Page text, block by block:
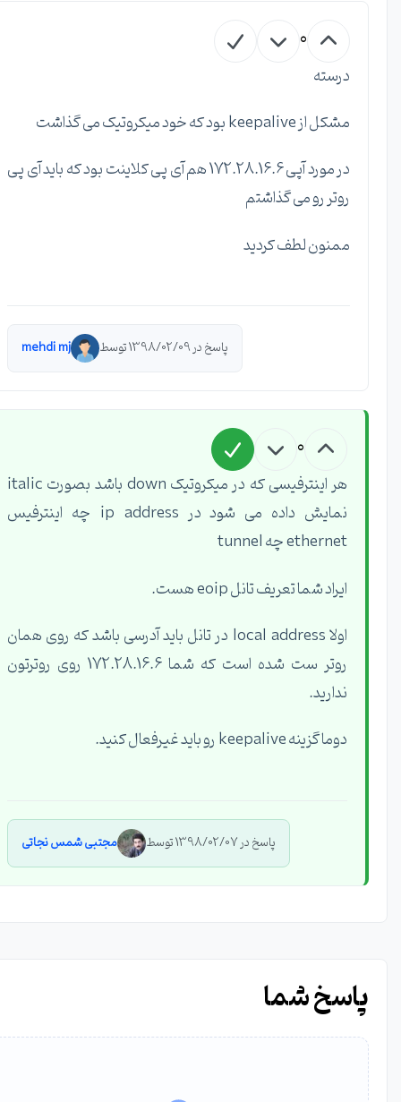
0
درسته
مشکل از keepalive بود که خود میکروتیک می گذاشت
در مورد آپی 172.28.16.6 هم آی پی کلاینت بود که باید آی پی
روتر رو می گذاشتم
ممنون لطف کردید
پاسخ در 1398/02/09 توسط mehdi mj
0
هر اینترفیسی که در میکروتیک down باشد بصورت italic
نمایش داده می شود در ip address چه اینترفیس
ethernet چه tunnel
ایراد شما تعریف تانل eoip هست.
اولا local address در تانل باید آدرسی باشد که روی همان
روتر ست شده است که شما 172.28.16.6 روی روترتون
ندارید.
دوما گزینه keepalive رو باید غیرفعال کنید.
پاسخ در 1398/02/07 توسط مجتبی شمس نجاتی
پاسخ شما